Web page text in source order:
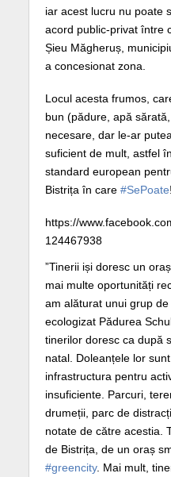
iar acest lucru nu poate
acord public-privat între
Șieu Măgheruș,
a concesionat zona.
Locul acesta frumos,
bun (pădure, apă
necesare, dar le-ar
suficient de mult, astfel
standard european
Bistrița în care #SePoate
https://
124467938
”Tinerii iși doresc un
mai multe oportunități
am alăturat unui grup
ecologizat Pădurea
tinerilor doresc ca după
natal. Doleanțele lor
infrastructura pentru
insuficiente. Parcuri,
drumeții, parc de
notate de către acestia.
de Bistrița, de un oraș
#greencity. Mai mult,